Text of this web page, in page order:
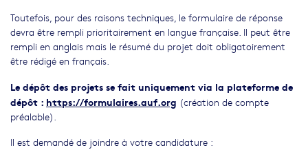
Toutefois, pour des raisons techniques, le formulaire de réponse
devra être rempli prioritairement en langue française. Il peut être
rempli en anglais mais le résumé du projet doit obligatoirement
être rédigé en français.
Le dépôt des projets se fait uniquement via la plateforme de
dépôt : https://formulaires.auf.org (création de compte
préalable).
Il est demandé de joindre à votre candidature :